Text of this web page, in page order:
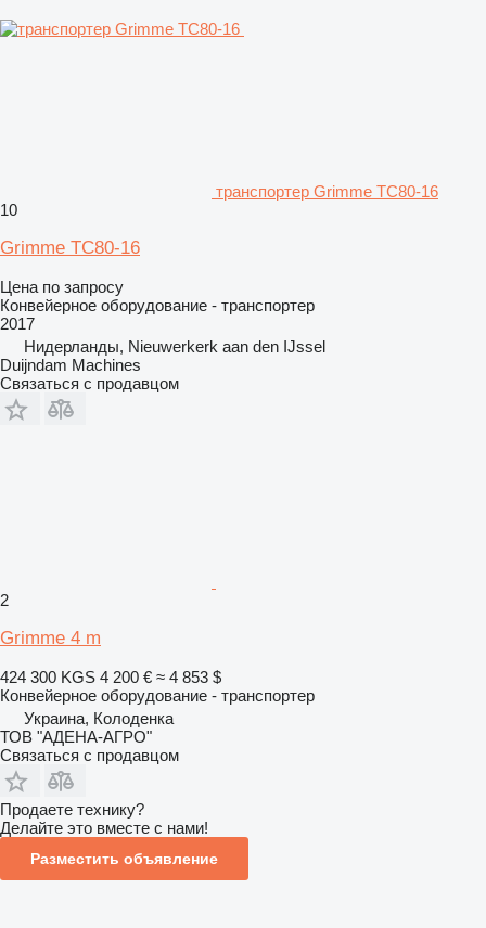
транспортер Grimme TC80-16
10
Grimme TC80-16
Цена по запросу
Конвейерное оборудование - транспортер
2017
Нидерланды, Nieuwerkerk aan den IJssel
Duijndam Machines
Связаться с продавцом
2
Grimme 4 m
424 300 KGS 4 200 € ≈ 4 853 $
Конвейерное оборудование - транспортер
Украина, Колоденка
ТОВ "АДЕНА-АГРО"
Связаться с продавцом
Продаете технику?
Делайте это вместе с нами!
Разместить объявление